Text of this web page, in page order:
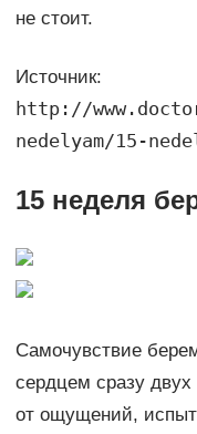
не стоит.
Источник:
http://
nedelyam/15-
15 неделя
Самочувствие
сердцем сразу
от ощущений,